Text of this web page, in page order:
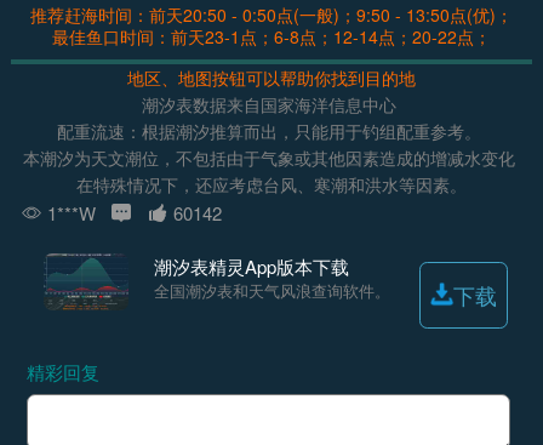
推荐赶海时间：前天20:50 - 0:50点(一般)；9:50 - 13:50点(优)；
最佳鱼口时间：前天23-1点；6-8点；12-14点；20-22点；
地区、地图按钮可以帮助你找到目的地
潮汐表数据来自国家海洋信息中心
配重流速：根据潮汐推算而出，只能用于钓组配重参考。
本潮汐为天文潮位，不包括由于气象或其他因素造成的增减水变化
在特殊情况下，还应考虑台风、寒潮和洪水等因素。
1***W 60142
潮汐表精灵App版本下载
全国潮汐表和天气风浪查询软件。 下载
精彩回复